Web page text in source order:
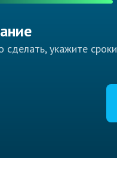
укажите сроки